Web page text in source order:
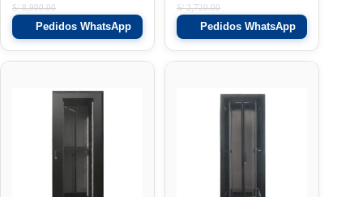
S/8,900.00
Pedidos WhatsApp
S/2,720.00
Pedidos WhatsApp